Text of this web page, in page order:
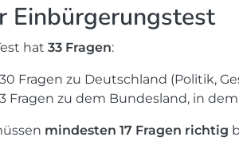
Einbürgerungstest
hat 33 Fragen:
30 Fragen zu Deutschland (Politik,
3 Fragen zu dem Bundesland, in
mindesten 17 Fragen richtig